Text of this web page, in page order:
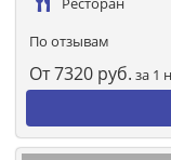
По отзывам
От7320 руб. за 1